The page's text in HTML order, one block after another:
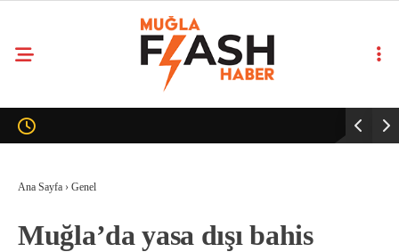
Ana Sayfa › Genel
Muğla’da yasa dışı bahis